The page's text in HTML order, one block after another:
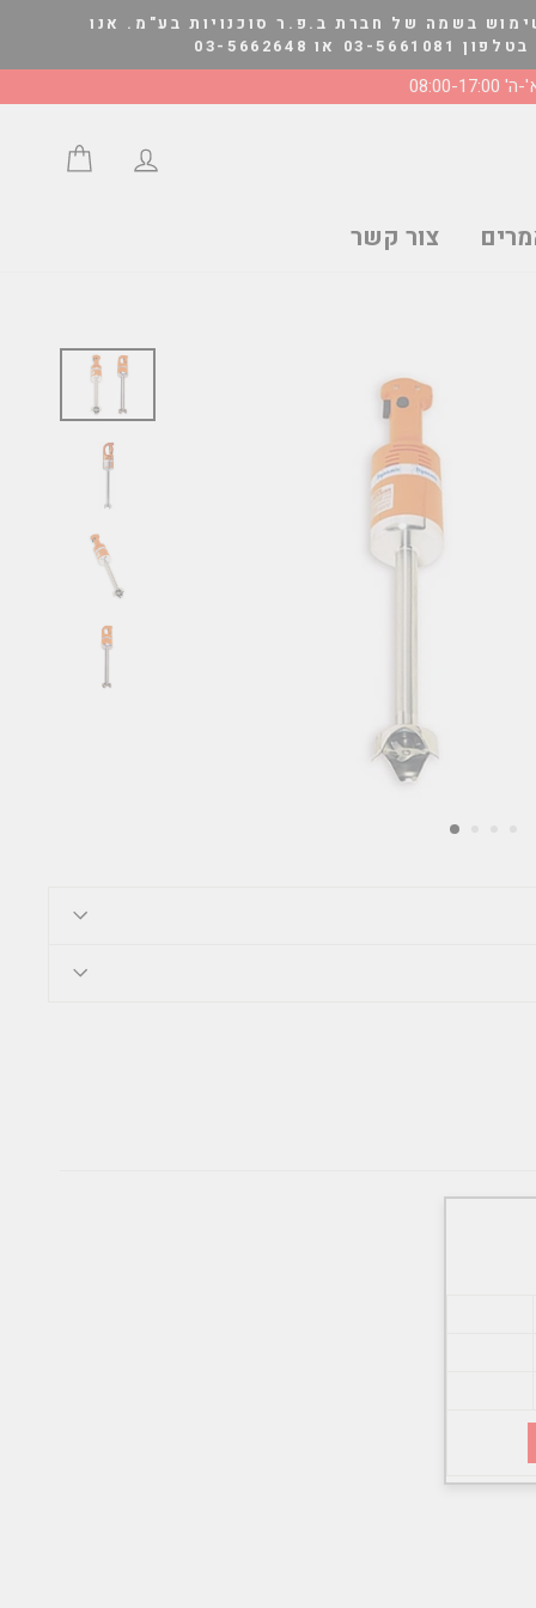
בשמה של חברת ב.פ.ר סוכנויות בע"מ. אנו
5662648
17:00
התחבר/י
צור קשר